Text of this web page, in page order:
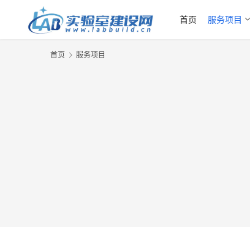
首页 服务项目
首页 服务项目